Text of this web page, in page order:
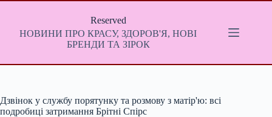
Перейти
Reserved
НОВИНИ ПРО КРАСУ, ЗДОРОВ'Я, НОВІ
БРЕНДИ ТА ЗІРОК
Дзвінок у службу порятунку та розмову з матір'ю: всі
подробиці затримання Брітні Спірс